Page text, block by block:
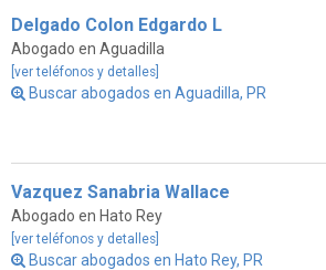
Delgado Colon Edgardo L
Abogado en Aguadilla
[ver teléfonos y detalles]
Buscar abogados en Aguadilla, PR
Vazquez Sanabria Wallace
Abogado en Hato Rey
[ver teléfonos y detalles]
Buscar abogados en Hato Rey, PR